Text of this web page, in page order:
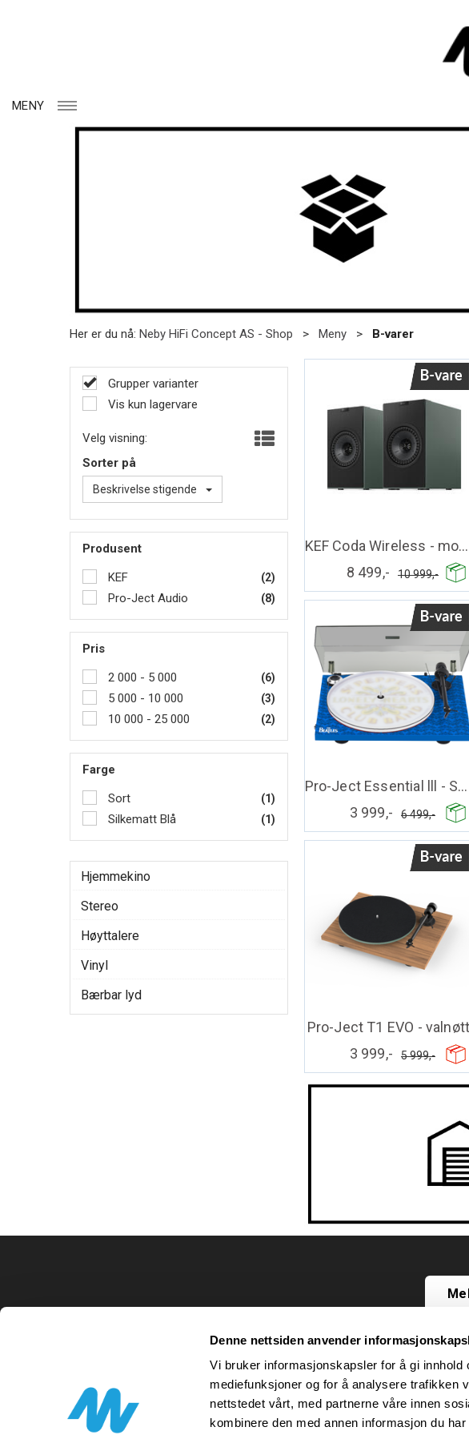
Denne nettsiden anvender
Vi bruker informasjonskapsler for å gi
mediefunksjoner og for å analysere trafikken
nettstedet vårt, med partnerne våre innen
kombinere den med annen informasjon du
MENY
Her er du nå: Neby HiFi Concept AS - Shop > Meny > B-varer
Grupper varianter
Vis kun lagervare
Velg visning:
Sorter på
Beskrivelse stigende
Produsent
KEF
(2)
Pro-Ject Audio (8)
Pris
2 000 - 5 000
(6)
5 000 - 10 000 (3)
10 000 - 25 000 (2)
Farge
Sort
(1)
Silkematt Blå (1)
Hjemmekino
Stereo
Høyttalere
Vinyl
Bærbar lyd
KEF Coda Wireless - moss green - B-vare
8 499,-
10 999,-
Pro-Ject Essential lll - Sgt. Pep DEMO
3 999,-
6 499,-
Pro-Ject T1 EVO - valnøtt
3 999,-
5 999,-